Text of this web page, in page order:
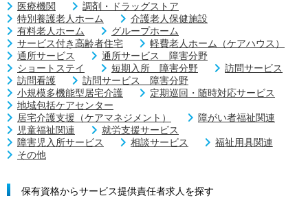
医療機関
調剤・ドラッグストア
特別養護老人ホーム
介護老人保健施設
有料老人ホーム
グループホーム
サービス付き高齢者住宅
軽費老人ホーム（ケアハウス）
通所サービス
通所サービス 障害分野
ショートステイ
短期入所 障害分野
訪問サービス
訪問看護
訪問サービス 障害分野
小規模多機能型居宅介護
定期巡回・随時対応サービス
地域包括ケアセンター
居宅介護支援（ケアマネジメント）
障がい者福祉関連
児童福祉関連
就労支援サービス
障害児入所サービス
相談サービス
福祉用具関連
その他
保有資格からサービス提供責任者求人を探す